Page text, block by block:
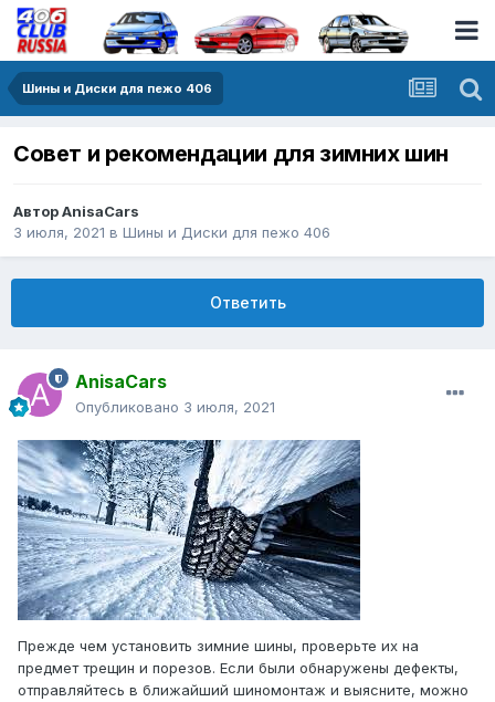
Шины и Диски для пежо 406
Совет и рекомендации для зимних шин
АвторAnisaCars
3 июля, 2021 в Шины и Диски для пежо 406
Ответить
AnisaCars
Опубликовано 3 июля, 2021
Прежде чем установить зимние шины, проверьте их на
предмет трещин и порезов. Если были обнаружены дефекты,
отправляйтесь в ближайший шиномонтаж и выясните, можно